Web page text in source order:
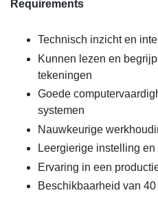
Requirements
Technisch inzicht en
Kunnen lezen en
tekeningen
Goede
systemen
Nauwkeurige
Leergierige instelling
Ervaring in een
Beschikbaarheid van